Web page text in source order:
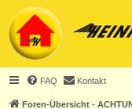
FAQ Kontakt
Foren-Übersicht -